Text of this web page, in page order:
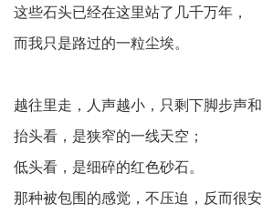
这些石头已经在这里站了几千万年，
而我只是路过的一粒尘埃。
越往里走，人声越小，只剩下脚步声和
抬头看，是狭窄的一线天空；
低头看，是细碎的红色砂石。
那种被包围的感觉，不压迫，反而很安